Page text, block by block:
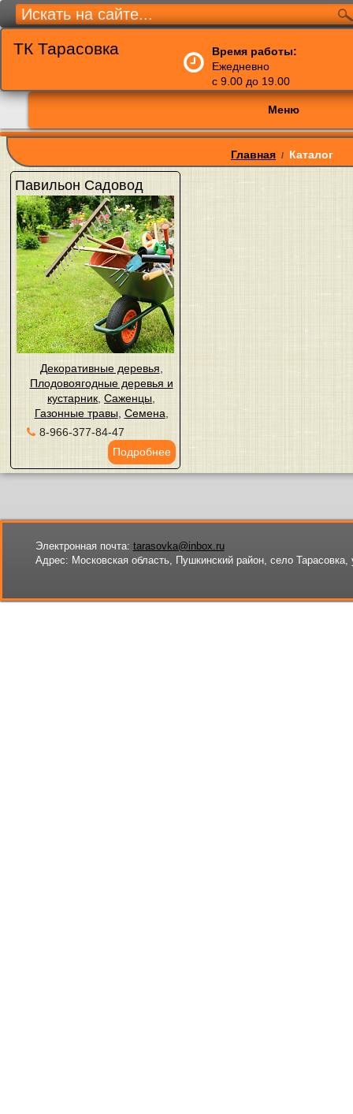
ТК Тарасовка
Время работы:
Ежедневно
с 9.00 до 19.00
Меню
Главная / Каталог
Павильон Садовод
Декоративные деревья
Плодовоягодные деревья и
кустарник ,Саженцы,
Газонные травы, Семена
8-966-377-84-47
Подробнее
Электронная почта: tarasovka@inbox.ru
Адрес: Московская область, Пушкинский район, село